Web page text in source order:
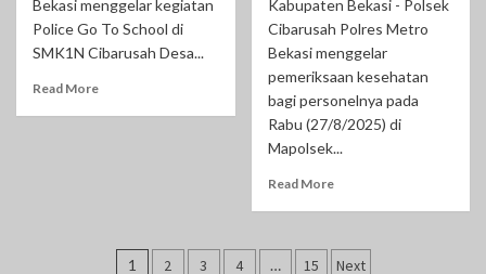
Bekasi menggelar kegiatan
Police Go To School di
SMK1N Cibarusah Desa...
Read More
Kabupaten Bekasi - Polsek
Cibarusah Polres Metro
Bekasi menggelar
pemeriksaan kesehatan
bagi personelnya pada
Rabu (27/8/2025) di
Mapolsek...
Read More
Paginasi
1 2 3 4 … 15 Next